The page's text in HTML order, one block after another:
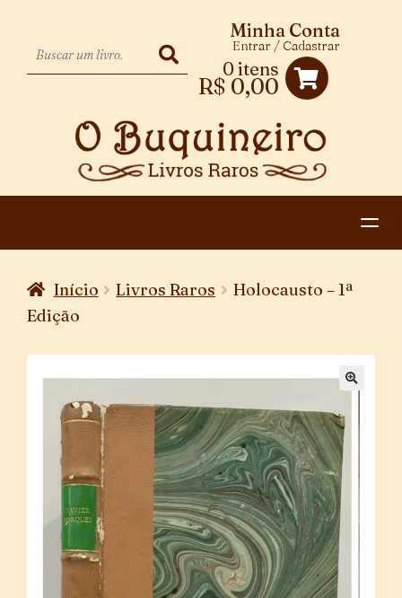
0 itens
R$ 0,00
Minha Conta
Entrar / Cadastrar
CONTATO
Início Livros Raros
Holocausto – 1ª
Edição